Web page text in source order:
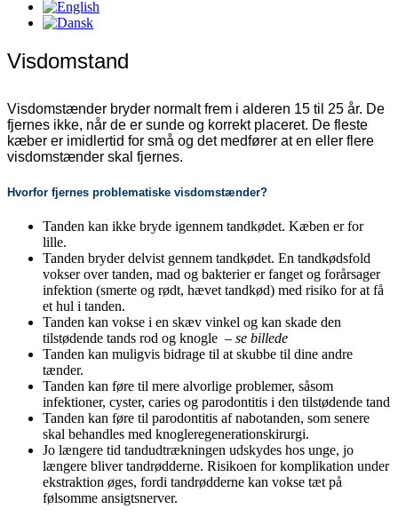
Visdomstand
Visdomstænder bryder normalt frem i alderen 15 til 25 år. De
fjernes ikke, når de er sunde og korrekt placeret. De fleste
kæber er imidlertid for små og det medfører at en eller flere
visdomstænder skal fjernes.
Hvorfor fjernes problematiske visdomstænder?
Tanden kan ikke bryde igennem tandkødet. Kæben er for
lille.
Tanden bryder delvist gennem tandkødet. En tandkødsfold
vokser over tanden, mad og bakterier er fanget og forårsager
infektion (smerte og rødt, hævet tandkød) med risiko for at få
et hul i tanden.
Tanden kan vokse i en skæv vinkel og kan skade den
tilstødende tands rod og knogle – se billede
Tanden kan muligvis bidrage til at skubbe til dine andre
tænder.
Tanden kan føre til mere alvorlige problemer, såsom
infektioner, cyster, caries og parodontitis i den tilstødende tand
Tanden kan føre til parodontitis af nabotanden, som senere
skal behandles med knogleregenerationskirurgi.
Jo længere tid tandudtrækningen udskydes hos unge, jo
længere bliver tandrødderne. Risikoen for komplikation under
ekstraktion øges, fordi tandrødderne kan vokse tæt på
følsomme ansigtsnerver.